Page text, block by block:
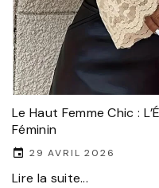
Le Haut Femme Chic :
Féminin
29 AVRIL 2026
Lire la suite...